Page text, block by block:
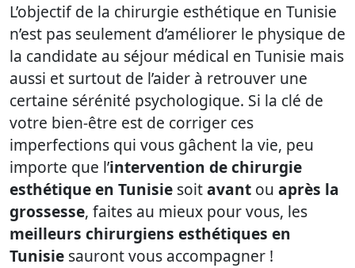
L’objectif de la chirurgie esthétique en Tunisie
n’est pas seulement d’améliorer le physique de
la candidate au séjour médical en Tunisie mais
aussi et surtout de l’aider à retrouver une
certaine sérénité psychologique. Si la clé de
votre bien-être est de corriger ces
imperfections qui vous gâchent la vie, peu
importe que l’intervention de chirurgie
esthétique en Tunisie soitavant ou après la
grossesse, faites au mieux pour vous, les
meilleurs chirurgiens esthétiques en
Tunisie sauront vous accompagner !